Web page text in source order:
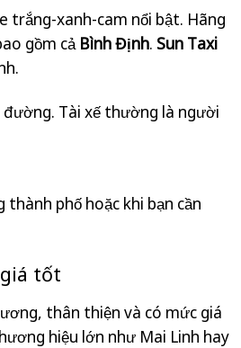
trắng-xanh-cam nổi bật. Hãng
gồm cả Bình Định Sun Taxi
Tài xế thường là người
phố hoặc khi bạn cần
tốt
thân thiện và có mức giá
hiệu lớn như Mai Linh hay